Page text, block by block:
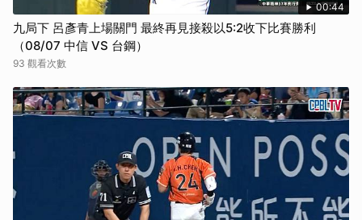
00:44
九局下 呂彥青上場關門 最終再見接殺以5:2收下比賽勝利
（08/07 中信 VS 台鋼）
93 觀看次數